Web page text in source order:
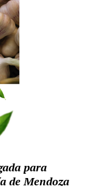
para
de Mendoza